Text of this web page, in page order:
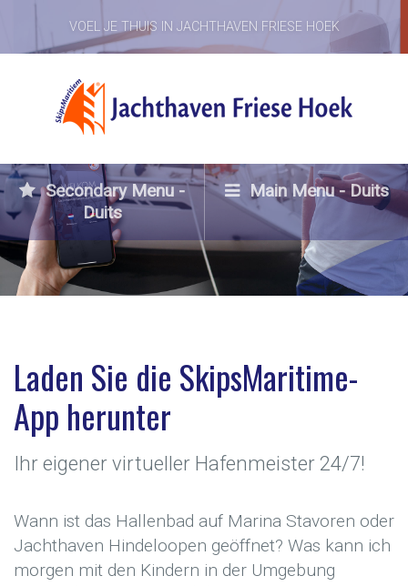
VOEL JE THUIS IN JACHTHAVEN FRIESE HOEK
Secondary Menu -
Duits
Main Menu - Duits
Laden Sie Ihren eigenen
virtuellen Hafenmeister
herunter
Laden Sie die SkipsMaritime-
App herunter
Ihr eigener virtueller Hafenmeister 24/7!
Wann ist das Hallenbad auf Marina Stavoren oder
Jachthaven Hindeloopen geöffnet? Was kann ich
morgen mit den Kindern in der Umgebung